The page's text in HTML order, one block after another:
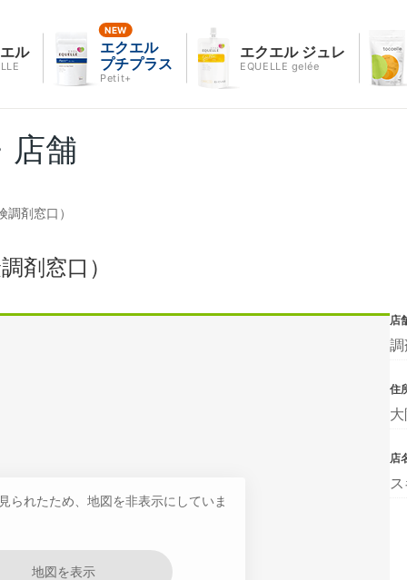
ル
エクエル
プチプラス
Petit+
エクエル ジュレ
EQUELLE gelée
店舗
剤窓口）
剤窓口）
られたため、地図を非表示にしていま
地図を表示
店
住
店